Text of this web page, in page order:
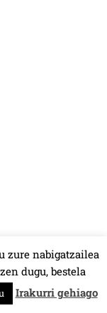
zure nabigatzailea
dugu, bestela
Irakurri gehiago